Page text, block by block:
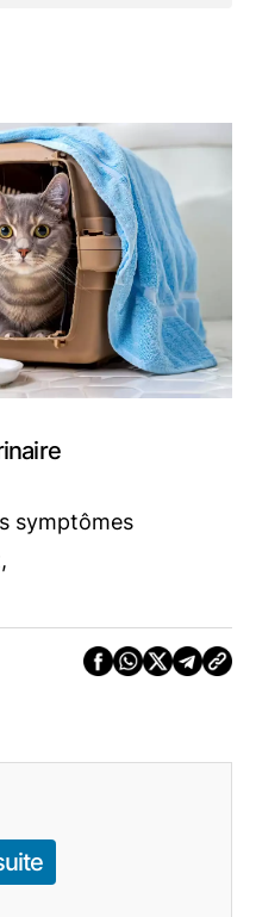
symptômes